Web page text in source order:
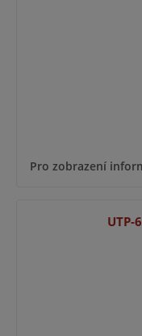
Pro zobrazení
UTP-